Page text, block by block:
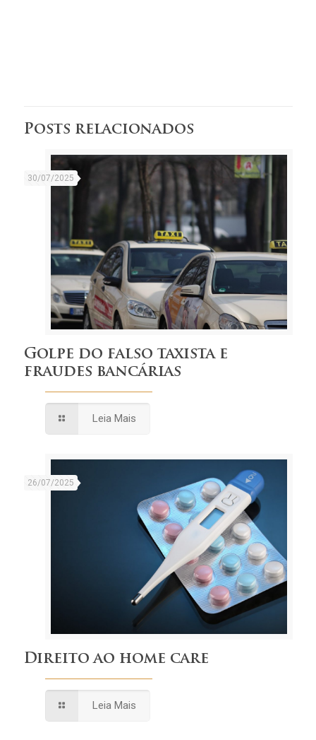
Posts relacionados
30/07/2025
Golpe do falso taxista e
fraudes bancárias
Leia Mais
26/07/2025
Direito ao home care
Leia Mais